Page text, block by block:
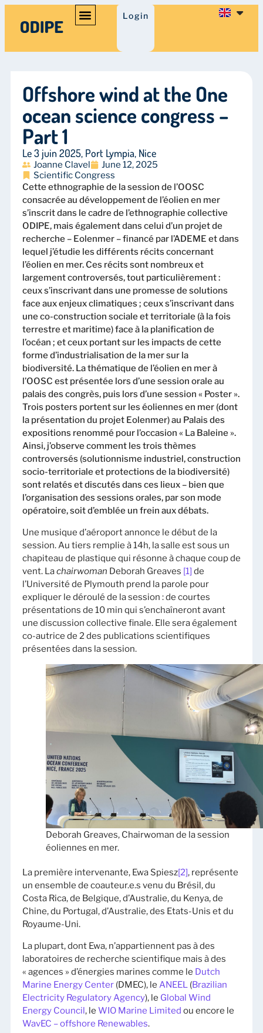
Login
Offshore wind at the One
ocean science congress –
Part 1
Le 3 juin 2025, Port Lympia, Nice
Joanne Clavel
June 12, 2025
Scientific Congress
Cette ethnographie de la session de l’OOSC
consacrée au développement de l’éolien en mer
s’inscrit dans le cadre de l’ethnographie collective
ODIPE, mais également dans celui d’un projet de
recherche – Eolenmer – financé par l’ADEME et dans
lequel j’étudie les différents récits concernant
l’éolien en mer. Ces récits sont nombreux et
largement controversés, tout particulièrement :
ceux s’inscrivant dans une promesse de solutions
face aux enjeux climatiques ; ceux s’inscrivant dans
une co-construction sociale et territoriale (à la fois
terrestre et maritime) face à la planification de
l’océan ; et ceux portant sur les impacts de cette
forme d’industrialisation de la mer sur la
biodiversité. La thématique de l’éolien en mer à
l’OOSC est présentée lors d’une session orale au
palais des congrès, puis lors d’une session « Poster ».
Trois posters portent sur les éoliennes en mer (dont
la présentation du projet Eolenmer) au Palais des
expositions renommé pour l’occasion « La Baleine ».
Ainsi, j’observe comment les trois thèmes
controversés (solutionnisme industriel, construction
socio-territoriale et protections de la biodiversité)
sont relatés et discutés dans ces lieux – bien que
l’organisation des sessions orales, par son mode
opératoire, soit d’emblée un frein aux débats.
Une musique d’aéroport annonce le début de la
session. Au tiers remplie à 14h, la salle est sous un
chapiteau de plastique qui résonne à chaque coup de
vent. Lachairwoman Deborah Greaves [1] de
l’Université de Plymouth prend la parole pour
expliquer le déroulé de la session : de courtes
présentations de 10 min qui s’enchaîneront avant
une discussion collective finale. Elle sera également
co-autrice de 2 des publications scientifiques
présentées dans la session.
Deborah Greaves, Chairwoman de la session
éoliennes en mer.
La première intervenante, Ewa Spiesz[2], représente
un ensemble de coauteur.e.s venu du Brésil, du
Costa Rica, de Belgique, d’Australie, du Kenya, de
Chine, du Portugal, d’Australie, des Etats-Unis et du
Royaume-Uni.
La plupart, dont Ewa, n’appartiennent pas à des
laboratoires de recherche scientifique mais à des
« agences » d’énergies marines comme le Dutch
Marine Energy Center (DMEC), le ANEEL (Brazilian
Electricity Regulatory Agency), le Global Wind
Energy Council, le WIO Marine Limited ou encore le
WavEC – offshore Renewables.